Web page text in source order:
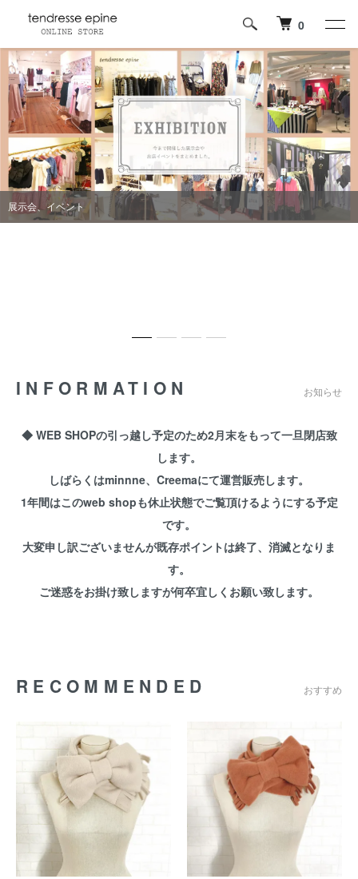
0
展示会、イベント
今すぐ着たくなるスタイリング
INFORMATION お知らせ
◆ WEB SHOPの引っ越し予定のため2月末をもって一旦閉店致
します。
しばらくはminnne、Creemaにて運営販売します。
1年間はこのweb shopも休止状態でご覧頂けるようにする予定
です。
大変申し訳ございませんが既存ポイントは終了、消滅となりま
す。
ご迷惑をお掛け致しますが何卒宜しくお願い致します。
RECOMMENDED おすすめ